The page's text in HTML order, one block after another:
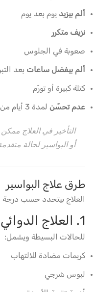
ألم بيزيد يوم بعد يوم
نزيف متكرر
صعوبة في الجلوس
ألم بيفضل ساعات بعد
كتلة كبيرة أو تورّم
عدم تحسّن لمدة 3 أيام من العلاجات المنزلية
التأخير في العلاج
أو البواسير لحالة
طرق علاج البواسير
العلاج بيتحدد حسب درجة
1. العلاج الدوائي
للحالات البسيطة ويشمل:
كريمات مضادة للالتهاب
لبوس شرجي